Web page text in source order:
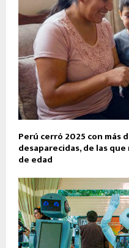
Perú cerró 2025 con más
desaparecidas, de las
de edad